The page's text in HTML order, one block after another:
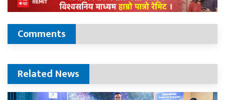
Comments
Related News